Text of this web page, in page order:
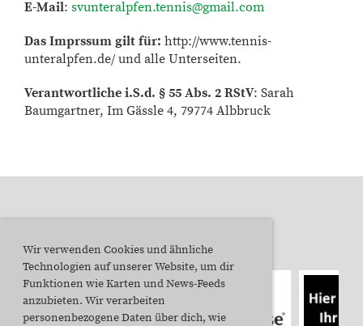
Wir verwenden Cookies und ähnliche
Technologien auf unserer Website, um dir
Funktionen wie Karten und News-Feeds
anzubieten. Wir verarbeiten
personenbezogene Daten über dich, wie
E-Mail: svunteralpfen.tennis@gmail.com
Das Imprssum gilt für: http://www.tennis-
unteralpfen.de/ und alle Unterseiten.
Verantwortliche i.S.d. § 55 Abs. 2 RStV: Sarah
Baumgartner, Im Gässle 4, 79774 Albbruck